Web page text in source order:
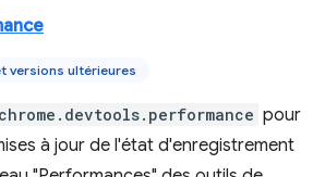
versions ultérieures
chrome.devtools.performance pour
à jour de l'état d'enregistrement